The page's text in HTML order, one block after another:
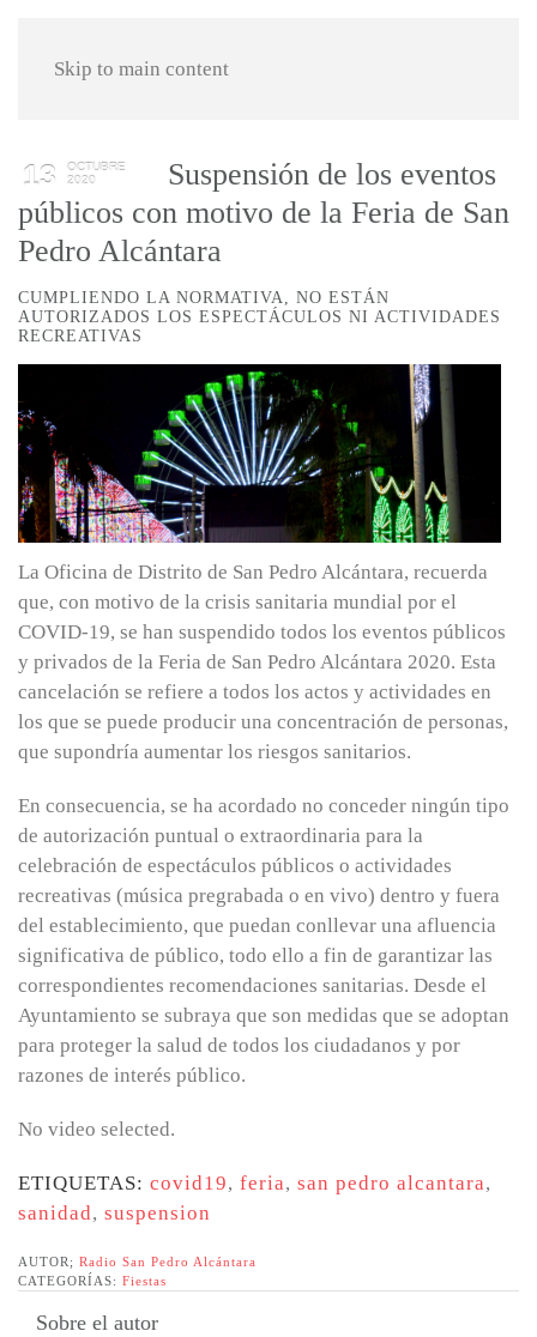
Skip to main content
13
OCTUBRE
2020
Suspensión de los eventos
públicos con motivo de la Feria de San
Pedro Alcántara
CUMPLIENDO LA NORMATIVA, NO ESTÁN
AUTORIZADOS LOS ESPECTÁCULOS NI ACTIVIDADES
RECREATIVAS
La Oficina de Distrito de San Pedro Alcántara, recuerda
que, con motivo de la crisis sanitaria mundial por el
COVID-19, se han suspendido todos los eventos públicos
y privados de la Feria de San Pedro Alcántara 2020. Esta
cancelación se refiere a todos los actos y actividades en
los que se puede producir una concentración de personas,
que supondría aumentar los riesgos sanitarios.
En consecuencia, se ha acordado no conceder ningún tipo
de autorización puntual o extraordinaria para la
celebración de espectáculos públicos o actividades
recreativas (música pregrabada o en vivo) dentro y fuera
del establecimiento, que puedan conllevar una afluencia
significativa de público, todo ello a fin de garantizar las
correspondientes recomendaciones sanitarias. Desde el
Ayuntamiento se subraya que son medidas que se adoptan
para proteger la salud de todos los ciudadanos y por
razones de interés público.
No video selected.
ETIQUETAS: covid19, feria, san pedro alcantara,
sanidad, suspension
AUTOR; Radio San Pedro Alcántara
CATEGORÍAS: Fiestas
Sobre el autor